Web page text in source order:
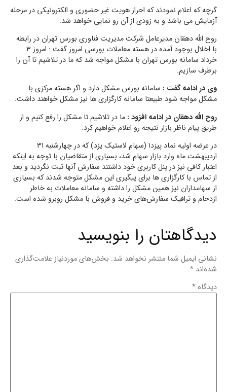
گرچه که اعلام نمودند که احراز هویت غیر حضوری و الکترونیکی در مرحله
آزمایش می باشد و به زودی از آن رو نمایی خواهد شد.
روح الله دهقان مدیرعامل شرکت مدیریت فناوری بورس تهران در رابطه
با اخلال بوجود آمده در هسته معاملات بورسی امروز گفت : امروز 3
خرداد سامانه بورس تهران با مشکل مواجه شد که ما در تلاشیم تا آن را
برطرف سازیم.
وی در ادامه گفت : سامانه بورس مشکل دارد و اگر هسته مرکزی با
مشکل مواجه شود طبیعتا سامانه کارگزاری ها نیز مشکل خواهند داشت.
روح الله دهقان در ادامه افزود : ما در تلاشیم تا مشکل را رفع کنیم و از
طریق پیام ناظر بازار نتیجه رو اعلام خواهیم کرد.
در عرضه اولیه نماد پیزد۱ (سهام لاستیک یزد) که در چهارشنبه 31
اردیبهشت ماه وارد بازار سهام شد، بسیاری از متقاضیان با توجه به اینکه
اعتبار کافی نیز در پنل کاربری خود داشتند سفارش آنها ثبت نگردید و بعد
از تماس با کارگزاری ها برای پیگیری این مشکل متوجه شدند که بسیاری
از سهامداران نیز همین مشکل را داشته و سامانه معاملات به خاطر
ازدحام و ترافیک سفارش‌های خرید و فروش با مشکل روبرو شده است.
دیدگاهتان را بنویسید
نشانی ایمیل شما منتشر نخواهد شد. بخش‌های موردنیاز علامت‌گذاری
شده‌اند *
دیدگاه *